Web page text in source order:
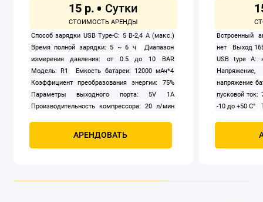
15 р.
Cпособ зарядки USB Type-C: 5 В-2,4 А (макс.)
Время полной зарядки: 5 ~ 6 ч
Диапазон
измерения давления: от 0.5 до 10 BAR
Модель: R1
Емкость батареи: 12000 мАч*4
Коэффициент преобразования энергии: 75%
Параметры выходного порта: 5V 1A
Производительность компрессора: 20 л/мин
АРЕНДОВАТЬ
Встроенный
нет
Выход
USB type A:
напряжение
пусковой ток:
-10 до +50 C°